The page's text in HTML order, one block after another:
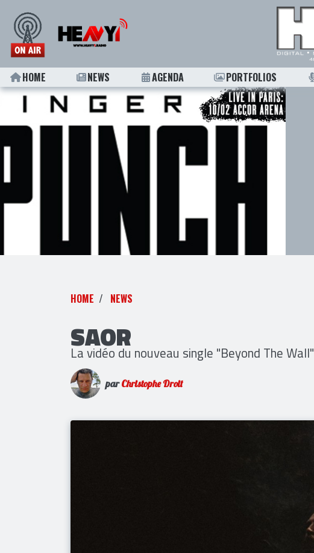
HOME NEWS AGENDA PORTFOLIOS
HOME NEWS
SAOR
La vidéo du nouveau single "Beyond The Wall"
parChristophe Droit